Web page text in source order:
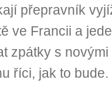
přepravník
ve Francii a
zpátky s
říci, jak to bude.